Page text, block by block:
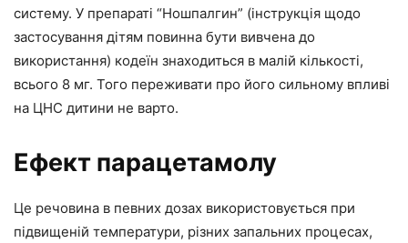
систему. У препараті “Ношпалгин” (інструкція щодо
застосування дітям повинна бути вивчена до
використання) кодеїн знаходиться в малій кількості,
всього 8 мг. Того переживати про його сильному впливі
на ЦНС дитини не варто.
Ефект парацетамолу
Це речовина в певних дозах використовується при
підвищеній температури, різних запальних процесах,